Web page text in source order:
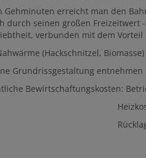
Gehminuten erreicht man den
durch seinen großen Freizeitwert
verbunden mit dem
(Hackschnitzel,
Grundrissgestaltung entnehmen
Bewirtschaftungskosten:
€ 0,62/
€ 0,30/